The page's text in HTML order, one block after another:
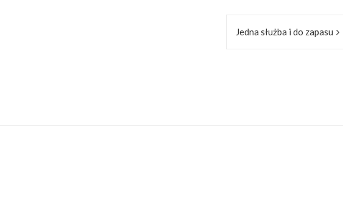
Jedna służba i do zapasu